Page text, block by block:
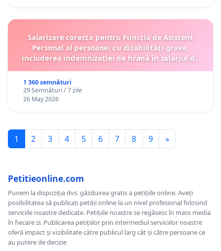
Salarizare corecta pentru Funcția de Asistent
Personal al persoanei cu dizabilități grave,
includerea indemnizației de hrană în salariul de
1 360 semnături
29 Semnături / 7 zile
26 May 2026
1 2 3 4 5 6 7 8 9 »
Petitieonline.com
Punem la dispoziția dvs. găzduirea gratis a petițiile online. Aveți
posibilitatea să publicați petiții online la un nivel profesional folosind
serviciile noastre dedicate. Petițiile noastre se regăsesc în mass media
în fiecare zi. Publicarea petițiilor prin intermediul serviciilor noastre
oferă impact și vizibilitate către publicul larg cât și către persoane ce
au putere de decizie